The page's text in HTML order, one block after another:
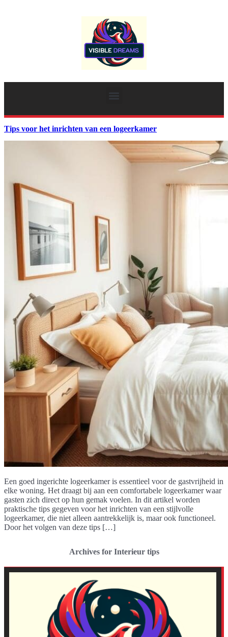
Tips voor het inrichten van een logeerkamer
Een goed ingerichte logeerkamer is essentieel voor de gastvrijheid in
elke woning. Het draagt bij aan een comfortabele logeerkamer waar
gasten zich direct op hun gemak voelen. In dit artikel worden
praktische tips gegeven voor het inrichten van een stijlvolle
logeerkamer, die niet alleen aantrekkelijk is, maar ook functioneel.
Door het volgen van deze tips […]
Archives for Interieur tips